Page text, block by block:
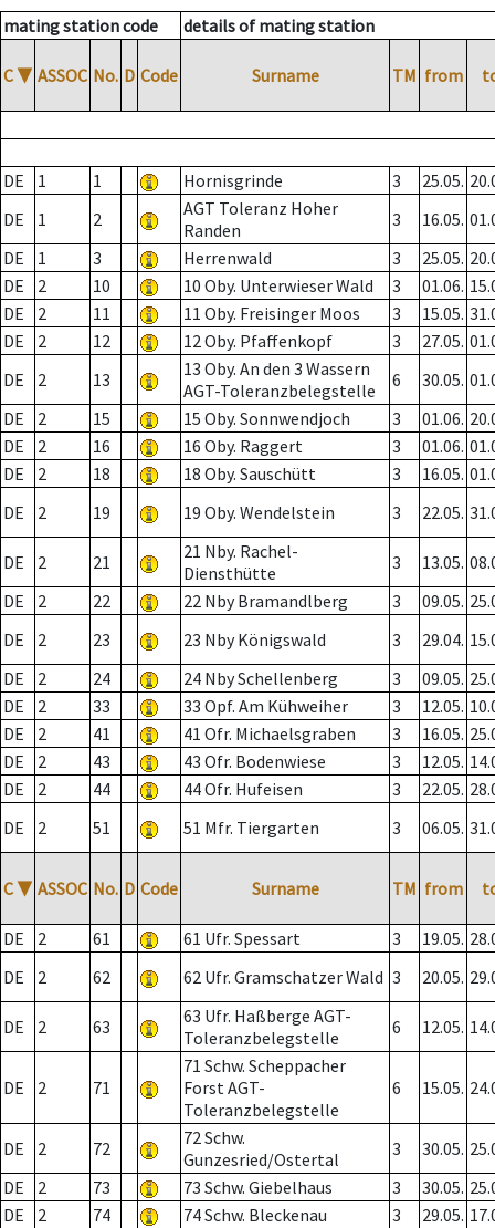
mating station code details of mating station
C ▼ ASSOC No. D Code Surname TM from
DE 1 1 Hornisgrinde 3 25.05.
DE
1 2
AGT Toleranz Hoher
Randen
3 16.05.
DE
1 3 Herrenwald 3 25.05.
DE
2 10 10 Oby. Unterwieser Wald 3 01.06.
DE
2 11 11 Oby. Freisinger Moos 3 15.05.
DE
2 12 12 Oby. Pfaffenkopf 3 27.05.
DE
2 13
13 Oby. An den 3 Wassern
AGT-Toleranzbelegstelle
6 30.05.
DE
2 15 15 Oby. Sonnwendjoch 3 01.06.
DE
2 16 16 Oby. Raggert 3 01.06.
DE
2 18 18 Oby. Sauschütt 3 16.05.
DE
2 19 19 Oby. Wendelstein 3 22.05.
DE 2 21
21 Nby. Rachel-
Diensthütte
3 13.05.
DE
2 22 22 Nby Bramandlberg 3 09.05.
DE
2 23 23 Nby Königswald 3 29.04.
DE
2 24 24 Nby Schellenberg 3 09.05.
DE
2 33 33 Opf. Am Kühweiher 3 12.05.
DE
2 41 41 Ofr. Michaelsgraben 3 16.05.
DE
2 43 43 Ofr. Bodenwiese 3 12.05.
DE
2 44 44 Ofr. Hufeisen 3 22.05.
DE
2 51 51 Mfr. Tiergarten 3 06.05.
C ▼ ASSOC No. D Code Surname TM from
DE 2 61 61 Ufr. Spessart 3 19.05.
DE
2 62 62 Ufr. Gramschatzer Wald 3 20.05.
DE 2 63
63 Ufr. Haßberge AGT-
Toleranzbelegstelle
6 12.05.
DE 2 71
71 Schw. Scheppacher
Forst AGT-
Toleranzbelegstelle
6 15.05.
DE 2 72
72 Schw.
Gunzesried/Ostertal
3 30.05.
DE
2 73 73 Schw. Giebelhaus 3 30.05.
DE
2 74 74 Schw. Bleckenau 3 29.05.